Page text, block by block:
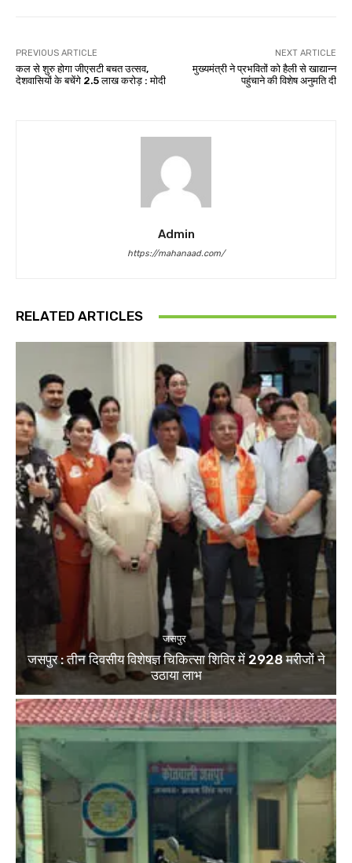
PREVIOUS ARTICLE
कल से शुरु होगा जीएसटी बचत उत्सव,
देशवासियों के बचेंगे 2.5 लाख करोड़ : मोदी
NEXT ARTICLE
मुख्यमंत्री ने प्रभवितों को हैली से खाद्यान्न
पहुंचाने की विशेष अनुमति दी
Admin
https://mahanaad.com/
RELATED ARTICLES
जसपुर
जसपुर : तीन दिवसीय विशेषज्ञ चिकित्सा शिविर में 2928 मरीजों ने
उठाया लाभ